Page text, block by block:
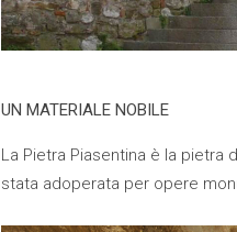
UN MATERIALE NOBILE
La Pietra Piasentina è la
stata adoperata per opere